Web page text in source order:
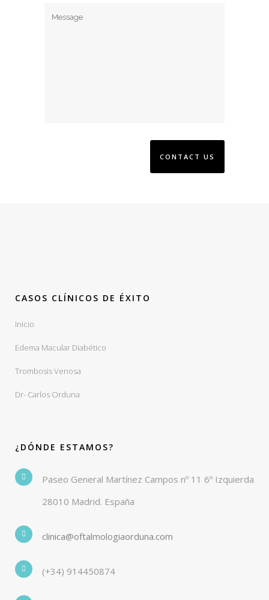
CASOS CLÍNICOS DE ÉXITO
Inicio
Edema Macular Diabético
Trombosis Venosa
Dr- Carlos Orduna
¿DÓNDE ESTAMOS?
Paseo General Martínez Campos nº 11 6º Izquierda
28010 Madrid. España
clinica@oftalmologiaorduna.com
(+34) 914450874